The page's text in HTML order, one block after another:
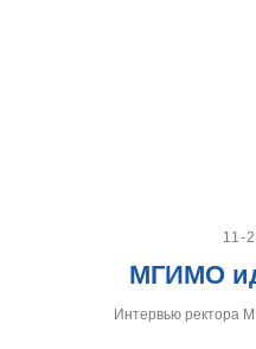
11-
МГИМО
Интервью ректора